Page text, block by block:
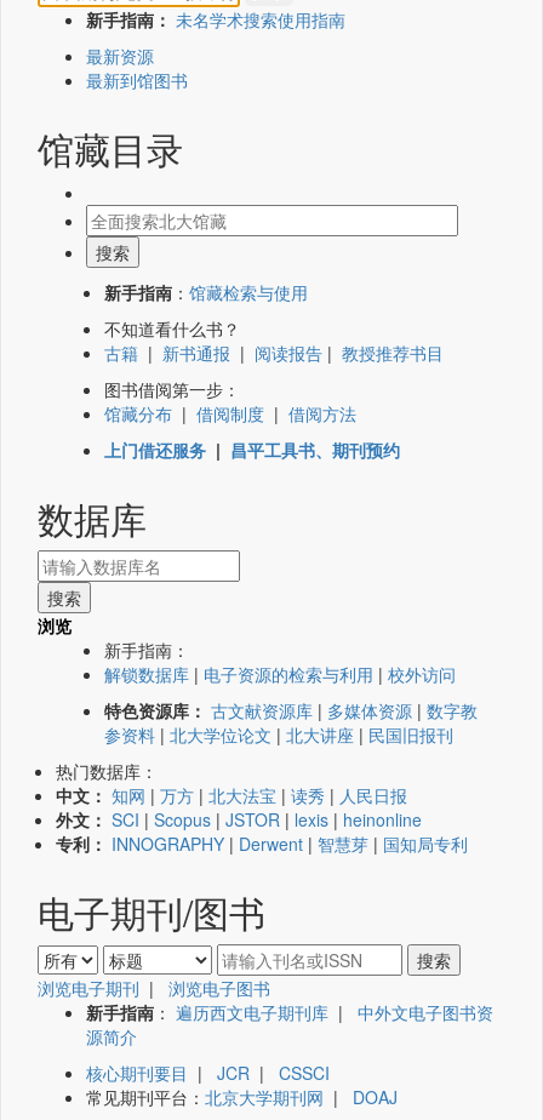
新手指南： 未名学术搜索使用指南
最新资源
最新到馆图书
馆藏目录
新手指南 ： 馆藏检索与使用
不知道看什么书？
古籍 | 新书通报 | 阅读报告 | 教授推荐书目
图书借阅第一步：
馆藏分布 | 借阅制度 | 借阅方法
上门借还服务 | 昌平工具书、期刊预约
数据库
浏览
新手指南：
解锁数据库 | 电子资源的检索与利用 | 校外访问
特色资源库： 古文献资源库 | 多媒体资源 | 数字教
参资料 | 北大学位论文 | 北大讲座 | 民国旧报刊
热门数据库：
中文： 知网 | 万方 | 北大法宝 | 读秀 | 人民日报
外文： SCI | Scopus | JSTOR | lexis | heinonline
专利： INNOGRAPHY | Derwent | 智慧芽 | 国知局专利
电子期刊/图书
浏览电子期刊 | 浏览电子图书
新手指南 ： 遍历西文电子期刊库 | 中外文电子图书资
源简介
核心期刊要目 | JCR | CSSCI
常见期刊平台： 北京大学期刊网 | DOAJ